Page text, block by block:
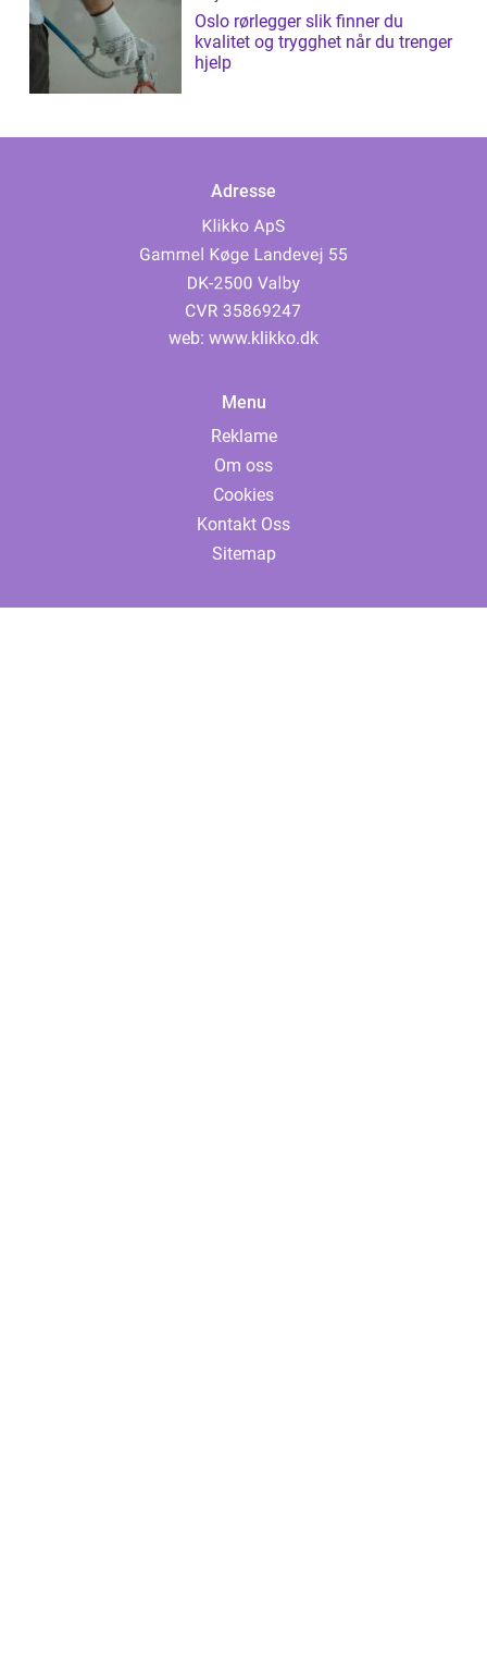
Oslo rørlegger slik finner du
kvalitet og trygghet når du trenger
hjelp
Adresse
web: www.klikko.dk
Menu
Reklame
Om oss
Cookies
Kontakt Oss
Sitemap